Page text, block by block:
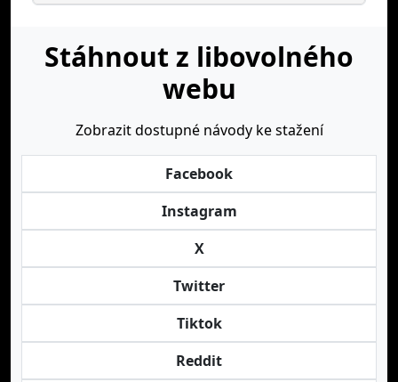
Stáhnout z libovolného
webu
Zobrazit dostupné návody ke stažení
Facebook
Instagram
X
Twitter
Tiktok
Reddit